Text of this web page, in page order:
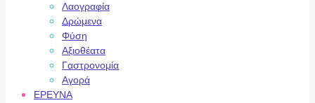
Λαογραφία
Δρώμενα
Φύση
Αξιοθέατα
Γαστρονομία
Αγορά
ΕΡΕΥΝΑ